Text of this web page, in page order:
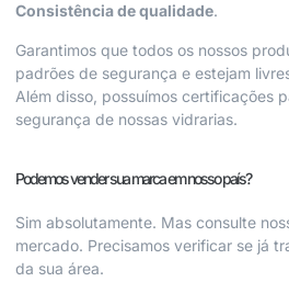
Consistência de qualidade.
Garantimos que todos os nossos
padrões de segurança e estejam
Além disso, possuímos certificações
segurança de nossas vidrarias.
Podemos vender sua marca em nosso país?
Sim absolutamente. Mas consulte
mercado. Precisamos verificar se já
da sua área.